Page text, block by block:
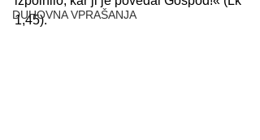
DUHOVNA VPRAŠANJA
1,45).